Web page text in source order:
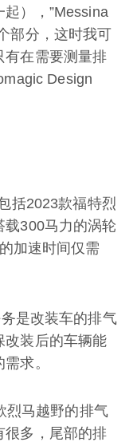
），”Messina
部分，这时我可
有在需要测量排
Design
括2023款福特烈
300马力的涡轮
加速时间仅需
是改装车的排气
改装后的车辆能
求。
烈马越野的排气
很多，尾部的排